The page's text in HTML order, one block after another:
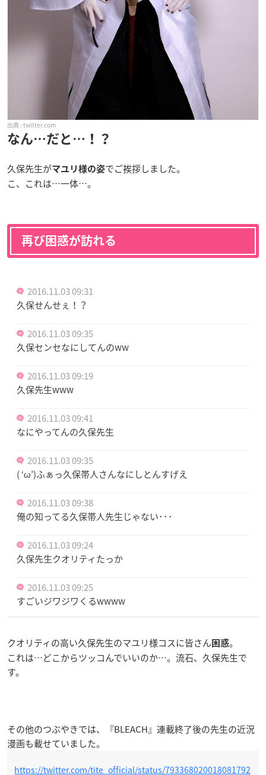
twitter.com
なん…だと…！？
久保先生がマユリ様の姿でご挨拶しました。
こ、これは…一体…。
再び困惑が訪れる
2016.11.03 09:31
久保せんせぇ！？
2016.11.03 09:35
久保センセなにしてんのww
2016.11.03 09:19
久保先生www
2016.11.03 09:41
なにやってんの久保先生
2016.11.03 09:35
( ‘ω’)ふぁっ久保帯人さんなにしとんすげえ
2016.11.03 09:38
俺の知ってる久保帯人先生じゃない･･･
2016.11.03 09:24
久保先生クオリティたっか
2016.11.03 09:25
すごいジワジワくるwwww
クオリティの高い久保先生のマユリ様コスに皆さん 困惑。
これは…どこからツッコんでいいのか…。流石、久保先生で
す。
その他のつぶやきでは、『BLEACH』連載終了後の先生の近況
漫画も載せていました。
https://twitter.com/tite_official/status/793368020018081792